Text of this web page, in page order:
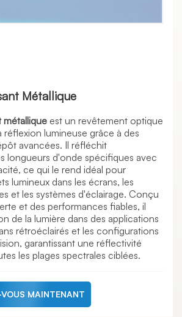
Métallique
métallique est un revêtement optique
réflexion lumineuse grâce à des
avancées. Il réfléchit
longueurs d'onde spécifiques avec
ce qui le rend idéal pour
lumineux dans les écrans, les
et les systèmes d'éclairage. Conçu
et des performances fiables, il
de la lumière dans des applications
rétroéclairés et les configurations
garantissant une réflectivité
les plages spectrales ciblées.
VOUS MAINTENANT